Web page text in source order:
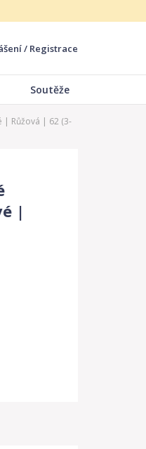
/ Registrace
Soutěže
| Růžová | 62 (3-
|